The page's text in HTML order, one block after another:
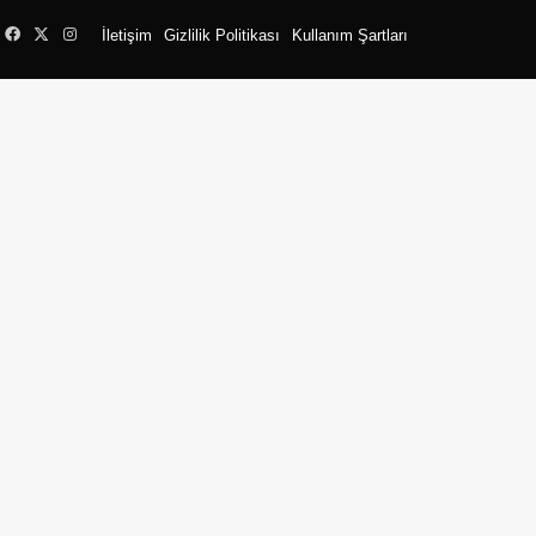
İletişim Gizlilik Politikası Kullanım Şartları
Facebook
X Instagram